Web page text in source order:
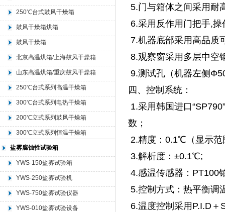
250℃台式鼓风干燥箱
鼓风干燥箱烘箱
鼓风干燥箱
北京高温烘箱/上海鼓风干燥箱
山东高温烘箱/重庆鼓风干燥箱
250℃台式系列高温干燥箱
300℃台式系列电热干燥箱
200℃立式系列鼓风干燥箱
300℃立式系列恒温干燥箱
盐雾腐蚀性试验箱
YWS-150盐雾试验箱
YWS-250盐雾试验机
YWS-750盐雾试验仪器
YWS-010盐雾试验设备
5.门与箱体之间采用耐
6.采用反作用门把手,操
7.机器底部采用高品质
8.观察窗采用多层中空
9.测试孔（机器左侧
四、控制系统：
1.采用韩国进口
数；
2.精度：0.1℃（显示范
3.解析度：±0.1℃;
4.感温传感器：PT100
5.控制方式：热平衡调
6.温度控制采用P.I.D